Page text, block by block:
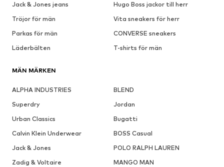
Jack & Jones jeans
Hugo Boss jackor till herr
Tröjor för män
Vita sneakers för herr
Parkas för män
CONVERSE sneakers
Läderbälten
T-shirts för män
MÄN MÄRKEN
ALPHA INDUSTRIES
BLEND
Superdry
Jordan
Urban Classics
Bugatti
Calvin Klein Underwear
BOSS Casual
Jack & Jones
POLO RALPH LAUREN
Zadig & Voltaire
MANGO MAN